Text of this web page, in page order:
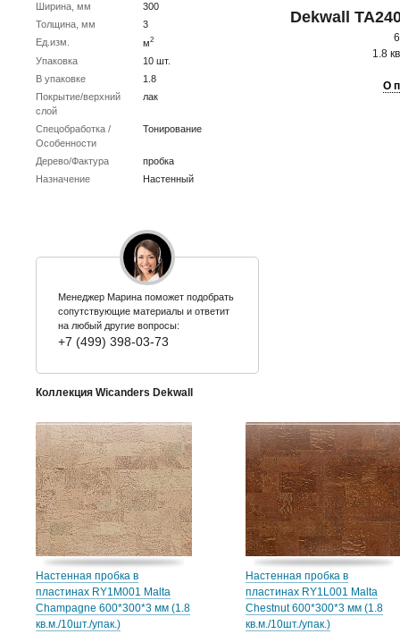
Ширина, мм
300
Толщина, мм
3
Ед.изм.
м2
Упаковка
10 шт.
В упаковке
1.8
Покрытие/верхний
слой
лак
Спецобработка /
Особенности
Тонирование
Дерево/Фактура
пробка
Назначение
Настенный
Dekwall
1.8
О
Менеджер Марина поможет подобрать
сопутствующие материалы и ответит
на любый другие вопросы:
+7 (499) 398-03-73
Коллекция Wicanders Dekwall
Настенная пробка в
пластинах RY1M001 Malta
Champagne 600*300*3 мм (1.8
кв.м./10шт./упак.)
Настенная пробка в
пластинах RY1L001 Malta
Chestnut 600*300*3 мм (1.8
кв.м./10шт./упак.)